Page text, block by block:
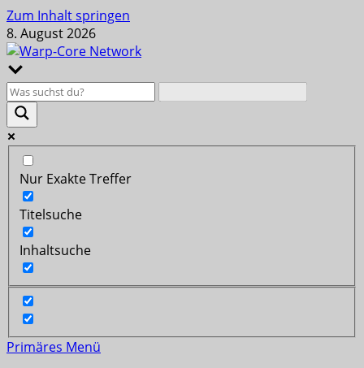
Zum Inhalt springen
8. August 2026
Nur Exakte Treffer
Titelsuche
Inhaltsuche
Primäres Menü